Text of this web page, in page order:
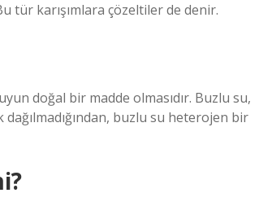
tür karışımlara çözeltiler de denir.
doğal bir madde olmasıdır. Buzlu su,
buzlu su heterojen bir